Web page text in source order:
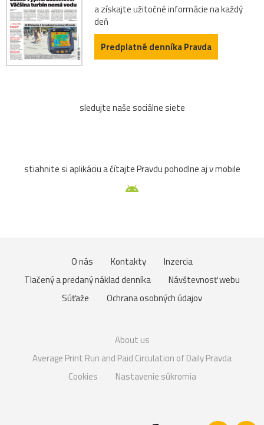
a získajte užitočné informácie na každý
deň
Predplatné denníka Pravda
sledujte naše sociálne siete
stiahnite si aplikáciu a čítajte Pravdu pohodlne aj v mobile
O nás Kontakty
Inzercia
Tlačený a predaný náklad denníka
Návštevnosť webu
Súťaže
Ochrana osobných údajov
About us
Average Print Run and Paid Circulation of Daily Pravda
Cookies
Nastavenie súkromia